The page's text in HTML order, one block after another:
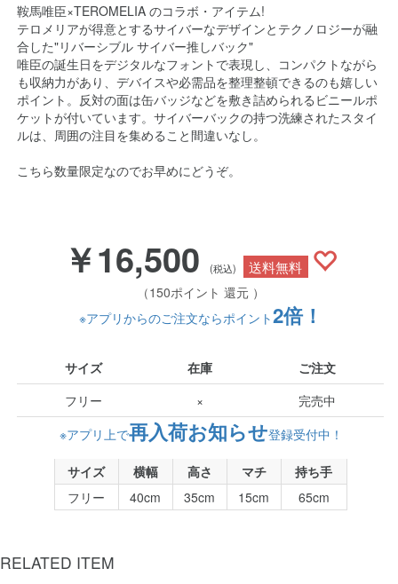
鞍馬唯臣×TEROMELIA のコラボ・アイテム!
テロメリアが得意とするサイバーなデザインとテクノロジーが融
合した"リバーシブル サイバー推しバック"
唯臣の誕生日をデジタルなフォントで表現し、コンパクトながら
も収納力があり、デバイスや必需品を整理整頓できるのも嬉しい
ポイント。反対の面は缶バッジなどを敷き詰められるビニールポ
ケットが付いています。サイバーバックの持つ洗練されたスタイ
ルは、周囲の注目を集めること間違いなし。
こちら数量限定なのでお早めにどうぞ。
￥16,500 (税込) 送料無料
（150ポイント 還元 ）
※アプリからのご注文ならポイント2倍！
サイズ 在庫
ご注文
フリー
×
完売中
※アプリ上で再入荷お知らせ登録受付中！
サイズ 横幅 高さ マチ
持ち手
フリー
40cm 35cm 15cm 65cm
RELATED ITEM